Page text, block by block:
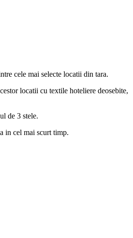
cele mai selecte locatii din tara.
locatii cu textile hoteliere deosebite,
de 3 stele.
in cel mai scurt timp.